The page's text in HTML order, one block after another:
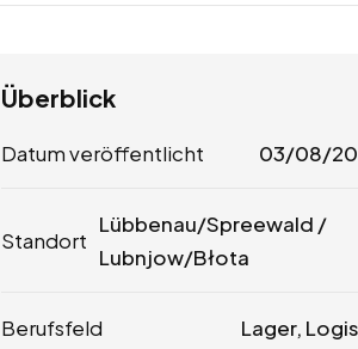
Überblick
Datum veröffentlicht 03/08/
Standort
Lübbenau/Spreewald /
Lubnjow/Błota
Berufsfeld Lager,